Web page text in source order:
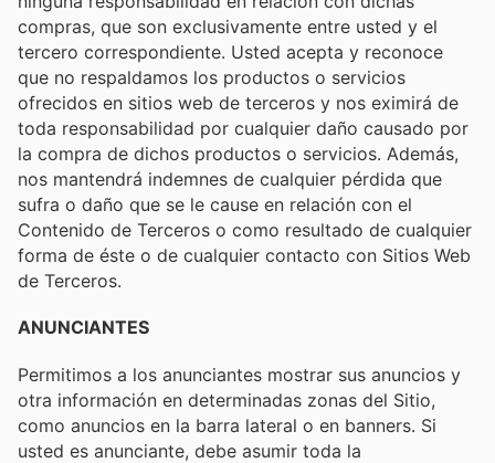
compras, que son exclusivamente entre usted y el
tercero correspondiente. Usted acepta y reconoce
que no respaldamos los productos o servicios
ofrecidos en sitios web de terceros y nos eximirá de
toda responsabilidad por cualquier daño causado por
la compra de dichos productos o servicios. Además,
nos mantendrá indemnes de cualquier pérdida que
sufra o daño que se le cause en relación con el
Contenido de Terceros o como resultado de cualquier
forma de éste o de cualquier contacto con Sitios Web
de Terceros.
ANUNCIANTES
Permitimos a los anunciantes mostrar sus anuncios y
otra información en determinadas zonas del Sitio,
como anuncios en la barra lateral o en banners. Si
usted es anunciante, debe asumir toda la